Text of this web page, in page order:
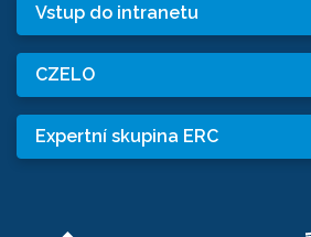
Vstup do intranetu
CZELO
Expertní skupina ERC